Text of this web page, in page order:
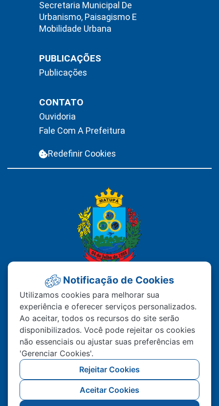
Secretaria Municipal De
Urbanismo, Paisagismo E
Mobilidade Urbana
PUBLICAÇÕES
Publicações
CONTATO
Ouvidoria
Fale Com A Prefeitura
Redefinir Cookies
PREFEITURA MUNICIPAL DE
MATUPÁ
Av. Hermínio Ometto Nº 101 Bairro ZE - 022
CEP – 78.525-000 Matupá-MT
(66) 99222-2560
Atendimento De Segunda A Sexta 07h00 As
11h00 Ao Público, Interno 13h00 As 17h00
Notificação de Cookies
Utilizamos cookies para melhorar sua
experiência e oferecer serviços personalizados.
Ao aceitar, todos os recursos do site serão
disponibilizados. Você pode rejeitar os cookies
não essenciais ou ajustar suas preferências em
'Gerenciar Cookies'.
Rejeitar Cookies
Aceitar Cookies